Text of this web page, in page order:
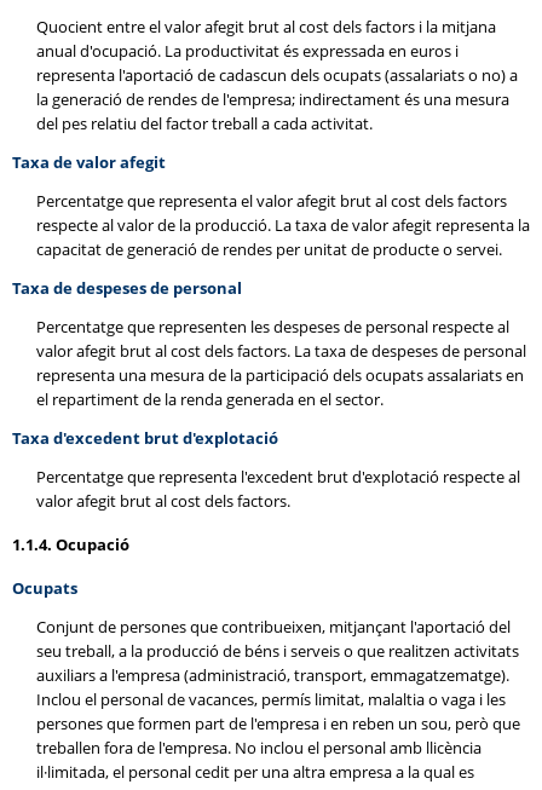
Quocient entre el valor afegit brut al cost dels factors i la mitjana
anual d'ocupació. La productivitat és expressada en euros i
representa l'aportació de cadascun dels ocupats (assalariats o no) a
la generació de rendes de l'empresa; indirectament és una mesura
del pes relatiu del factor treball a cada activitat.
Taxa de valor afegit
Percentatge que representa el valor afegit brut al cost dels factors
respecte al valor de la producció. La taxa de valor afegit representa la
capacitat de generació de rendes per unitat de producte o servei.
Taxa de despeses de personal
Percentatge que representen les despeses de personal respecte al
valor afegit brut al cost dels factors. La taxa de despeses de personal
representa una mesura de la participació dels ocupats assalariats en
el repartiment de la renda generada en el sector.
Taxa d'excedent brut d'explotació
Percentatge que representa l'excedent brut d'explotació respecte al
valor afegit brut al cost dels factors.
1.1.4. Ocupació
Ocupats
Conjunt de persones que contribueixen, mitjançant l'aportació del
seu treball, a la producció de béns i serveis o que realitzen activitats
auxiliars a l'empresa (administració, transport, emmagatzematge).
Inclou el personal de vacances, permís limitat, malaltia o vaga i les
persones que formen part de l'empresa i en reben un sou, però que
treballen fora de l'empresa. No inclou el personal amb llicència
il·limitada, el personal cedit per una altra empresa a la qual es